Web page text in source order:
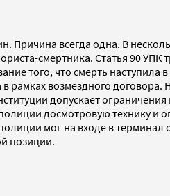
всегда одна. В
смертника. Статья 90 УПК
того, что смерть наступила в
возмездного договора.
допускает
досмотровую технику и
мог на входе в терминал
позиции.